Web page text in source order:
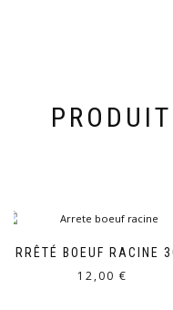
ARRÊTÉ BOEUF RACINE
12,00 €